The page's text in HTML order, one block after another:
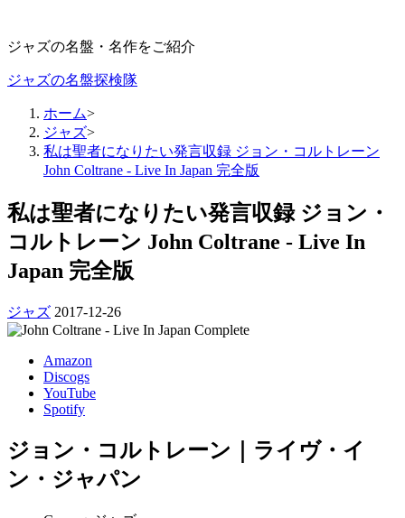
ジャズの名盤・名作をご紹介
ジャズの名盤探検隊
ホーム>
ジャズ>
私は聖者になりたい発言収録 ジョン・コルトレーン
John Coltrane - Live In Japan 完全版
私は聖者になりたい発言収録 ジョン・
コルトレーン John Coltrane - Live In
Japan 完全版
ジャズ 2017-12-26
Amazon
Discogs
YouTube
Spotify
ジョン・コルトレーン｜ライヴ・イ
ン・ジャパン